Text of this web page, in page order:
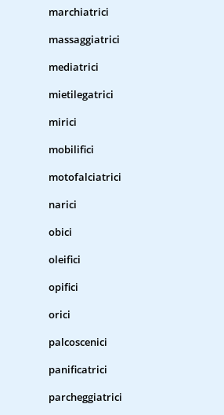
marchiatrici
massaggiatrici
mediatrici
mietilegatrici
mirici
mobilifici
motofalciatrici
narici
obici
oleifici
opifici
orici
palcoscenici
panificatrici
parcheggiatrici